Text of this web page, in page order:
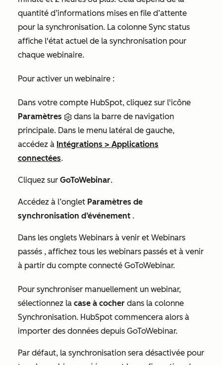
quantité d’informations mises en file d’attente
pour la synchronisation. La colonne Sync status
affiche l'état actuel de la synchronisation pour
chaque webinaire.
Pour activer un webinaire :
Dans votre compte HubSpot, cliquez sur l'icône
Paramètres
dans la barre de navigation
principale. Dans le menu latéral de gauche,
accédez à Intégrations > Applications
connectées.
Cliquez sur GoToWebinar.
Accédez à l’onglet Paramètres de
synchronisation d’événement .
Dans les onglets Webinars à venir et Webinars
passés , affichez tous les webinars passés et à venir
à partir du compte connecté GoToWebinar.
Pour synchroniser manuellement un webinar,
sélectionnez la case à cocher dans la colonne
Synchronisation. HubSpot commencera alors à
importer des données depuis GoToWebinar.
Par défaut, la synchronisation sera désactivée pour